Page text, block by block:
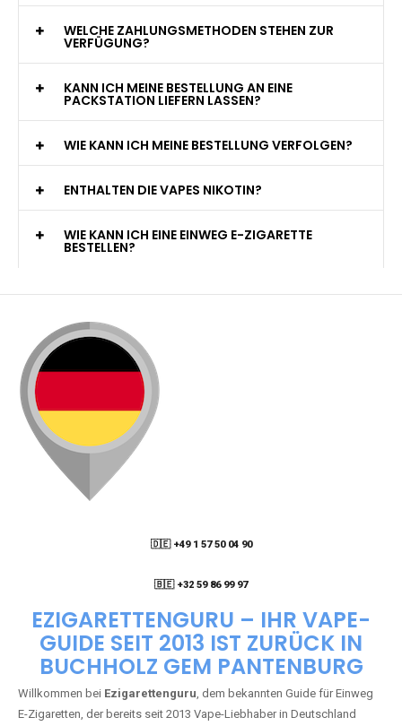
WELCHE ZAHLUNGSMETHODEN STEHEN ZUR
VERFÜGUNG?
KANN ICH MEINE BESTELLUNG AN EINE
PACKSTATION LIEFERN LASSEN?
WIE KANN ICH MEINE BESTELLUNG VERFOLGEN?
ENTHALTEN DIE VAPES NIKOTIN?
WIE KANN ICH EINE EINWEG E-ZIGARETTE
BESTELLEN?
🇩🇪 +49 1 57 50 04 90
05
🇧🇪 +32 59 86 99 97
EZIGARETTENGURU – IHR VAPE-
GUIDE SEIT 2013 IST ZURÜCK IN
BUCHHOLZ GEM PANTENBURG
Willkommen bei Ezigarettenguru, dem bekannten Guide für Einweg
E-Zigaretten, der bereits seit 2013 Vape-Liebhaber in Deutschland